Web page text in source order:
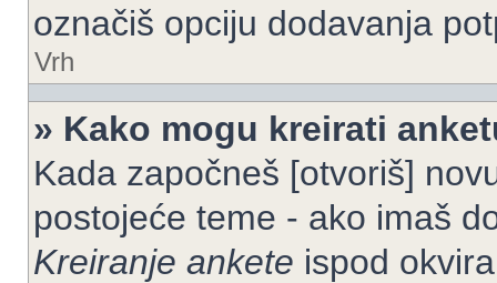
označiš opciju dodavanja
Vrh
» Kako mogu kreirati
Kada započneš [otvoriš]
postojeće teme - ako imaš
Kreiranje ankete ispod